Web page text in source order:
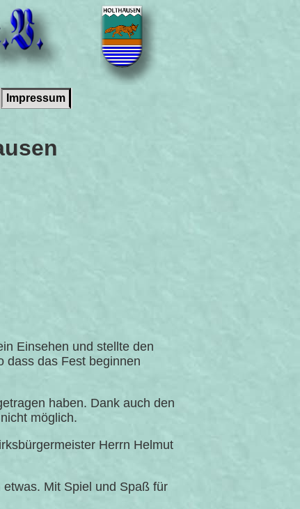
Impressum
Einsehen und stellte den
dass das Fest beginnen
haben. Dank auch den
möglich.
Herrn Helmut
Mit Spiel und Spaß für